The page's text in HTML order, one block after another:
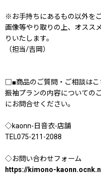
※お手持ちにあるもの以外を
画像等やり取りの上、オスス
りいたします。
（担当/吉岡）
□■商品のご質問・ご相談は
振袖プランの内容についての
にお問合せください。
◇kaonn-日音衣-店舗
TEL075-211-2088
◇お問い合わせフォーム
https://kimono-